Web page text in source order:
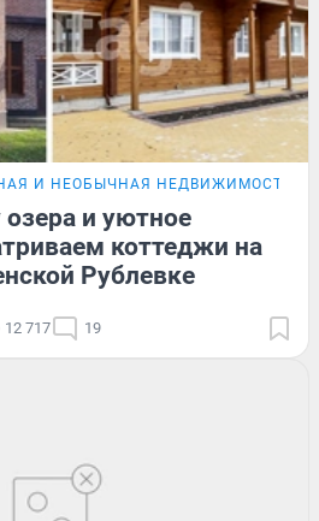
И НЕОБЫЧНАЯ НЕДВИЖИМОСТЬ
и уютное
коттеджи на
Рублевке
12 717 19